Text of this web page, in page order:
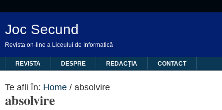
Joc Secund
Revista on-line a Liceului de Informatică
REVISTA DESPRE REDACȚIA CONTACT
Te afli în: Home / absolvire
absolvire